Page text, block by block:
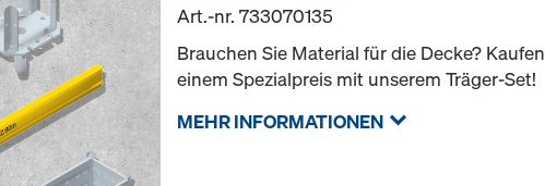
Art.-nr.733070135
Brauchen Sie Material für die Decke?
einem Spezialpreis mit unserem Träger-Set!
MEHR INFORMATIONEN